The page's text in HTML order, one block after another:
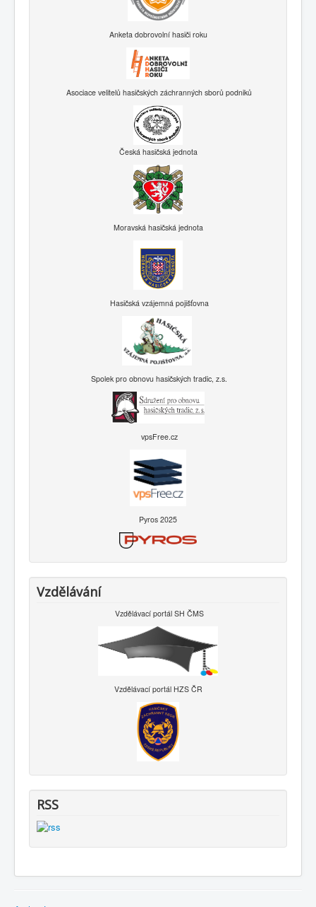
Anketa dobrovolní hasiči roku
Asociace velitelů hasičských záchranných sborů podniků
Česká hasičská jednota
Moravská hasičská jednota
Hasičská vzájemná pojišťovna
Spolek pro obnovu hasičských tradic, z.s.
vpsFree.cz
Pyros 2025
Vzdělávání
Vzdělávací portál SH ČMS
Vzdělávací portál HZS ČR
RSS